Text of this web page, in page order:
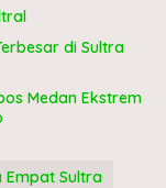
di Sultra
Medan Ekstrem
Empat Sultra